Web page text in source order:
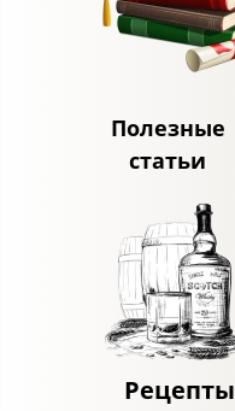
Полезные
статьи
Рецепты